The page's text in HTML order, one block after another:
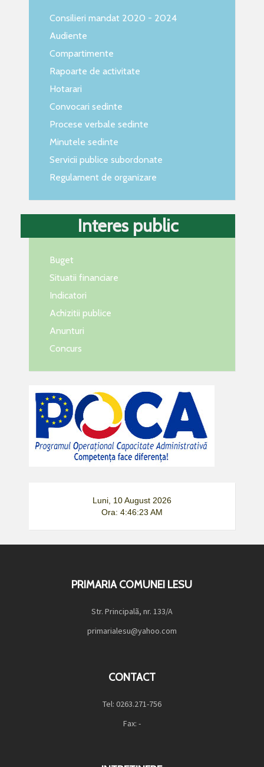
Consilieri mandat 2020 - 2024
Audiente
Compartimente
Rapoarte de activitate
Hotarari
Convocari sedinte
Procese verbale sedinte
Minutele sedinte
Servicii publice subordonate
Regulament de organizare
Interes public
Buget
Situatii financiare
Indicatori
Achizitii publice
Anunturi
Concurs
Luni, 10 August 2026
Ora: 4:46:23 AM
PRIMARIA COMUNEI LESU
Str. Principalã, nr. 133/A
primarialesu@yahoo.com
CONTACT
Tel: 0263.271-756
Fax: -